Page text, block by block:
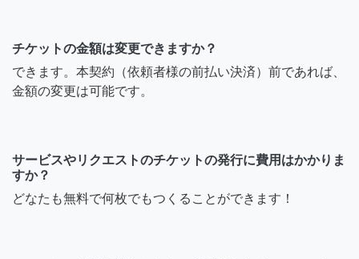
チケットの金額は変更できますか？
できます。本契約（依頼者様の前払い決済）前であれば、
金額の変更は可能です。
サービスやリクエストのチケットの発行に費用はかかりま
すか？
どなたも無料で何枚でもつくることができます！